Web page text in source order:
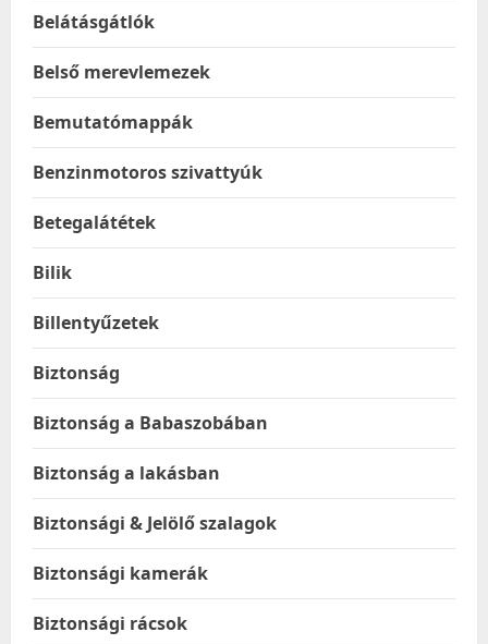
Belátásgátlók
Belső merevlemezek
Bemutatómappák
Benzinmotoros szivattyúk
Betegalátétek
Bilik
Billentyűzetek
Biztonság
Biztonság a Babaszobában
Biztonság a lakásban
Biztonsági & Jelölő szalagok
Biztonsági kamerák
Biztonsági rácsok